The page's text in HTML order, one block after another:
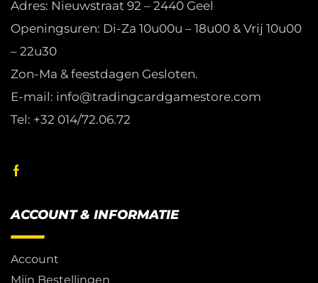
Adres: Nieuwstraat 92 – 2440 Geel
Openingsuren: Di-Za 10u00u – 18u00 & Vrij 10u00
– 22u30
Zon-Ma & feestdagen Gesloten.
E-mail: info@tradingcardgamestore.com
Tel: +32 014/72.06.72
ACCOUNT & INFORMATIE
Account
Mijn Bestellingen